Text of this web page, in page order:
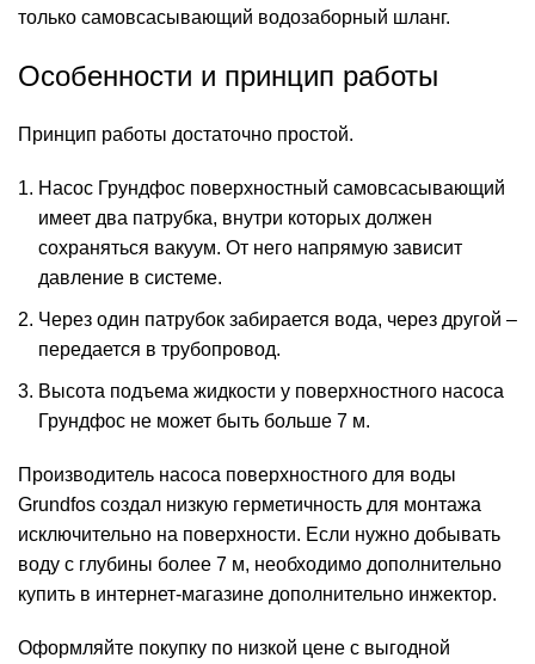
только самовсасывающий водозаборный шланг.
Особенности и принцип работы
Принцип работы достаточно простой.
Насос Грундфос поверхностный самовсасывающий
имеет два патрубка, внутри которых должен
сохраняться вакуум. От него напрямую зависит
давление в системе.
Через один патрубок забирается вода, через другой –
передается в трубопровод.
Высота подъема жидкости у поверхностного насоса
Грундфос не может быть больше 7 м.
Производитель насоса поверхностного для воды
Grundfos создал низкую герметичность для монтажа
исключительно на поверхности. Если нужно добывать
воду с глубины более 7 м, необходимо дополнительно
купить в интернет-магазине дополнительно инжектор.
Оформляйте покупку по низкой цене с выгодной